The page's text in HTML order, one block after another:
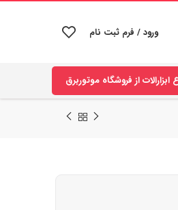
ورود / فرم ثبت نام
ابزارالات از فروشگاه موتوربرق